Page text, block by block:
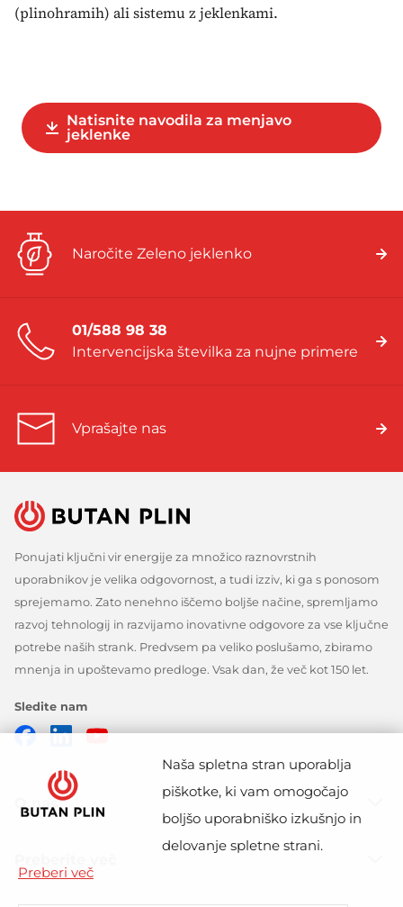
Naša spletna stran uporablja
piškotke, ki vam omogočajo
boljšo uporabniško izkušnjo in
delovanje spletne strani.
Preberi več
(plinohramih) ali sistemu z jeklenkami.
Natisnite navodila za menjavo
jeklenke
Naročite Zeleno jeklenko
01/588 98 38
Intervencijska številka za nujne primere
Vprašajte nas
Ponujati ključni vir energije za množico raznovrstnih
uporabnikov je velika odgovornost, a tudi izziv, ki ga s ponosom
sprejemamo. Zato nenehno iščemo boljše načine, spremljamo
razvoj tehnologij in razvijamo inovativne odgovore za vse ključne
potrebe naših strank. Predvsem pa veliko poslušamo, zbiramo
mnenja in upoštevamo predloge. Vsak dan, že več kot 150 let.
Sledite nam
Facebook
LinkedinYoutube
O nas